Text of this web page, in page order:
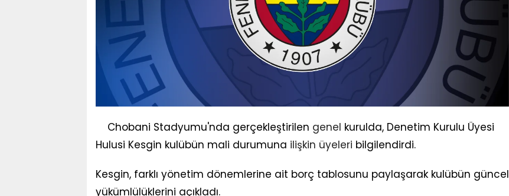
Chobani Stadyumu'nda gerçekleştirilen genel kurulda, Denetim Kurulu Üyesi
Hulusi Kesgin kulübün mali durumuna ilişkin üyeleri bilgilendirdi.
Kesgin, farklı yönetim dönemlerine ait borç tablosunu paylaşarak kulübün güncel
yükümlülüklerini açıkladı.